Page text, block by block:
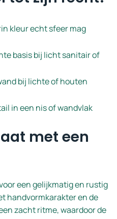
kleur echt sfeer mag
basis bij licht sanitair of
bij lichte of houten
in een nis of wandvlak
met een
een gelijkmatig en rustig
handvormkarakter en de
zacht ritme, waardoor de